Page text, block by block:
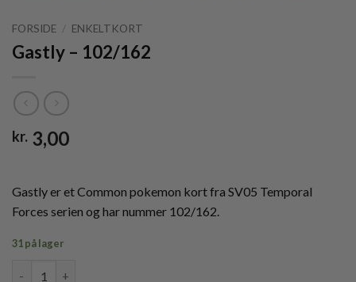
FORSIDE / ENKELTKORT
Gastly – 102/162
kr. 3,00
Gastly er et Common pokemon kort fra SV05 Temporal
Forces serien og har nummer 102/162.
31 på lager